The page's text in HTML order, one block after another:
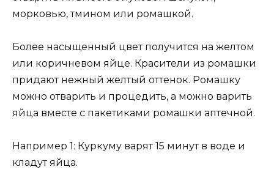
морковью, тмином или ромашкой.
Более насыщенный цвет получится на желтом
или коричневом яйце. Красители из ромашки
придают нежный желтый оттенок. Ромашку
можно отварить и процедить, а можно варить
яйца вместе с пакетиками ромашки аптечной.
Например 1: Куркуму варят 15 минут в воде и
кладут яйца.